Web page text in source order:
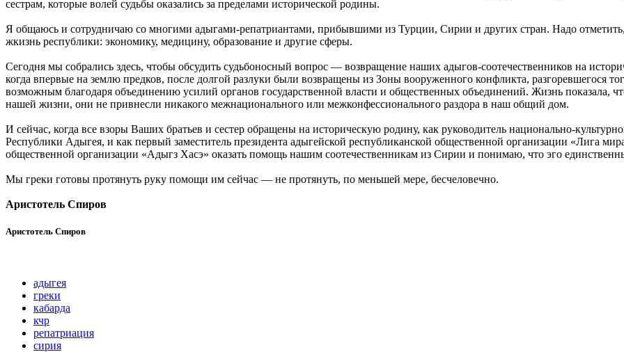
сестрам, которые волей судьбы оказались за пределами исторической родины.
Я общаюсь и сотрудничаю со многими адыгами-репатриантами, прибывшими из Турции, Сирии и других стран. Надо
жкизнь республики: экономику, медицину, образование и другие сферы.
Сегодня мы собрались здесь, чтобы обсудить судьбоносный вопрос — возвращение наших адыгов-соотечественников на
когда впервые на землю предков, после долгой разлуки были возвращены из Зоны вооруженного конфликта, разгоревшегося
возможным благодаря объединению усилий органов государственной власти и общественных объединений. Жизнь показала,
нашей жизни, они не привнесли никакого межнационального или межконфессионального раздора в наш общий дом.
И сейчас, когда все взоры Ваших братьев и сестер обращены на историческую родину, как руководитель национально-
Республики Адыгея, и как первый заместитель президента адыгейской республиканской общественной организации «Лига
общественной организации «Адыгз Хасэ» оказать помощь нашим соотечественникам из Сирии и понимаю, что эго
Мы греки готовы протянуть руку помощи им сейчас — не протянуть, по меньшей мере, бесчеловечно.
Аристотель Спиров
Аристотель Спиров
адыгея
греки
кабарда
кчр
репатриация
сирия